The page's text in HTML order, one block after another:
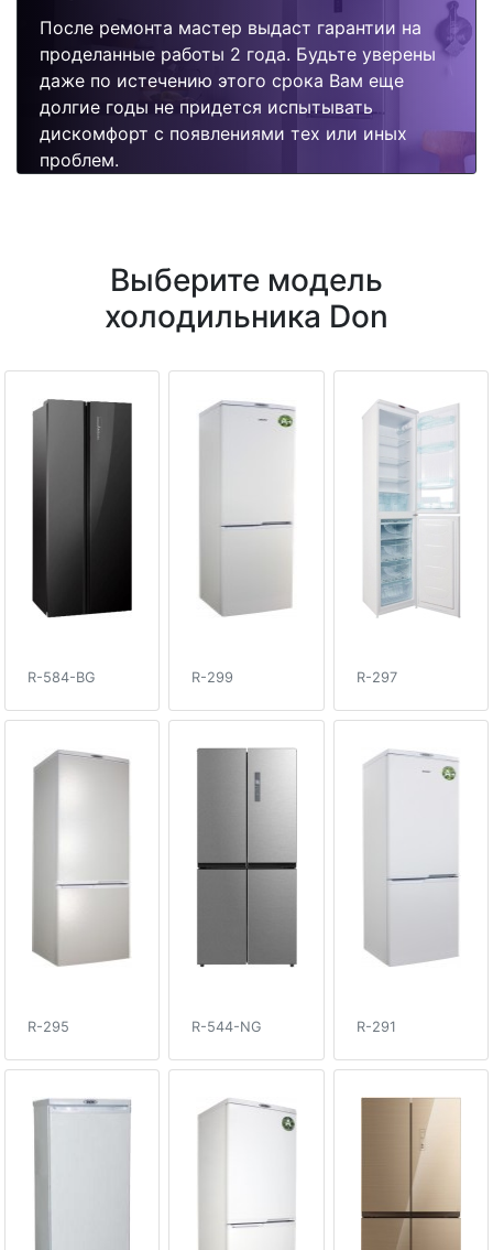
После ремонта мастер выдаст гарантии на
проделанные работы 2 года. Будьте уверены
даже по истечению этого срока Вам еще
долгие годы не придется испытывать
дискомфорт с появлениями тех или иных
проблем.
Выберите модель
холодильника Don
R-584-BG R-299 R-297
R-295 R-544-NG R-291